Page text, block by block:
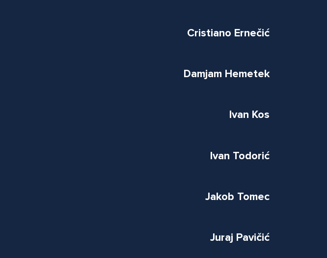
Cristiano Ernečić
Damjam Hemetek
Ivan Kos
Ivan Todorić
Jakob Tomec
Juraj Pavičić